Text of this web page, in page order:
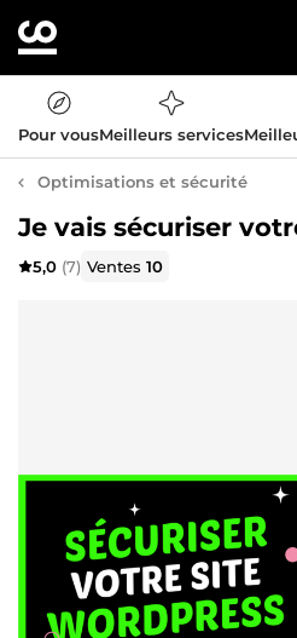
Pour vousMeilleurs services
Optimisations et sécurité
Je vais sécuriser
5,0 (7) Ventes10